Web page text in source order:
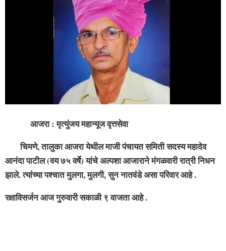
आजरा : मृत्युंजय महान्यूज वृत्तसेवा
चिमणे, तालुका आजरा येथील माजी पंचायत समिती सदस्य महादेव
आनंदा पाटील (वय ७५ वर्षे) यांचे अल्पशा आजाराने मंगळवारी रात्री निधन
झाले. त्यांच्या पश्चात मुलगा, मुलगी, सुन नातवंडे असा परिवार आहे .
रक्षाविसर्जन आज गुरुवारी सकाळी ९ वाजता आहे .